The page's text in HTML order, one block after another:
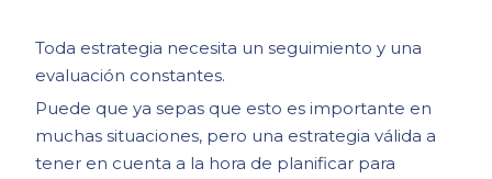
Toda estrategia necesita un seguimiento y una
evaluación constantes.
Puede que ya sepas que esto es importante en
muchas situaciones, pero una estrategia válida a
tener en cuenta a la hora de planificar para